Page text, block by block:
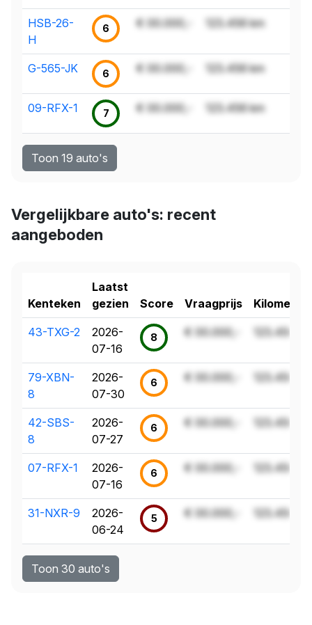
HSB-26-
H
6 € 00.000,- 123.456 km
G-565-JK 6 € 00.000,- 123.456 km
09-RFX-1 7 € 00.000,- 123.456 km
Toon 19 auto's
Vergelijkbare auto's: recent
aangeboden
Kenteken
Laatst
gezien
Score Vraagprijs
43-TXG-2
2026-
07-16
8 € 00.000,- 123.456 km
79-XBN-
8
2026-
07-30
6 € 00.000,- 123.456 km
42-SBS-
8
2026-
07-27
6 € 00.000,- 123.456 km
07-RFX-1
2026-
07-16
6 € 00.000,- 123.456 km
31-NXR-9
2026-
06-24
5 € 00.000,- 123.456 km
Toon 30 auto's